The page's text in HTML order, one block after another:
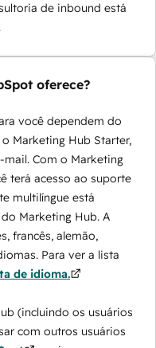
de inbound está
oferece?
você dependem do
Marketing Hub Starter,
Com o Marketing
terá acesso ao suporte
multilíngue está
Marketing Hub. A
francês, alemão,
Para ver a lista
de idioma.
(incluindo os usuários
com outros usuários